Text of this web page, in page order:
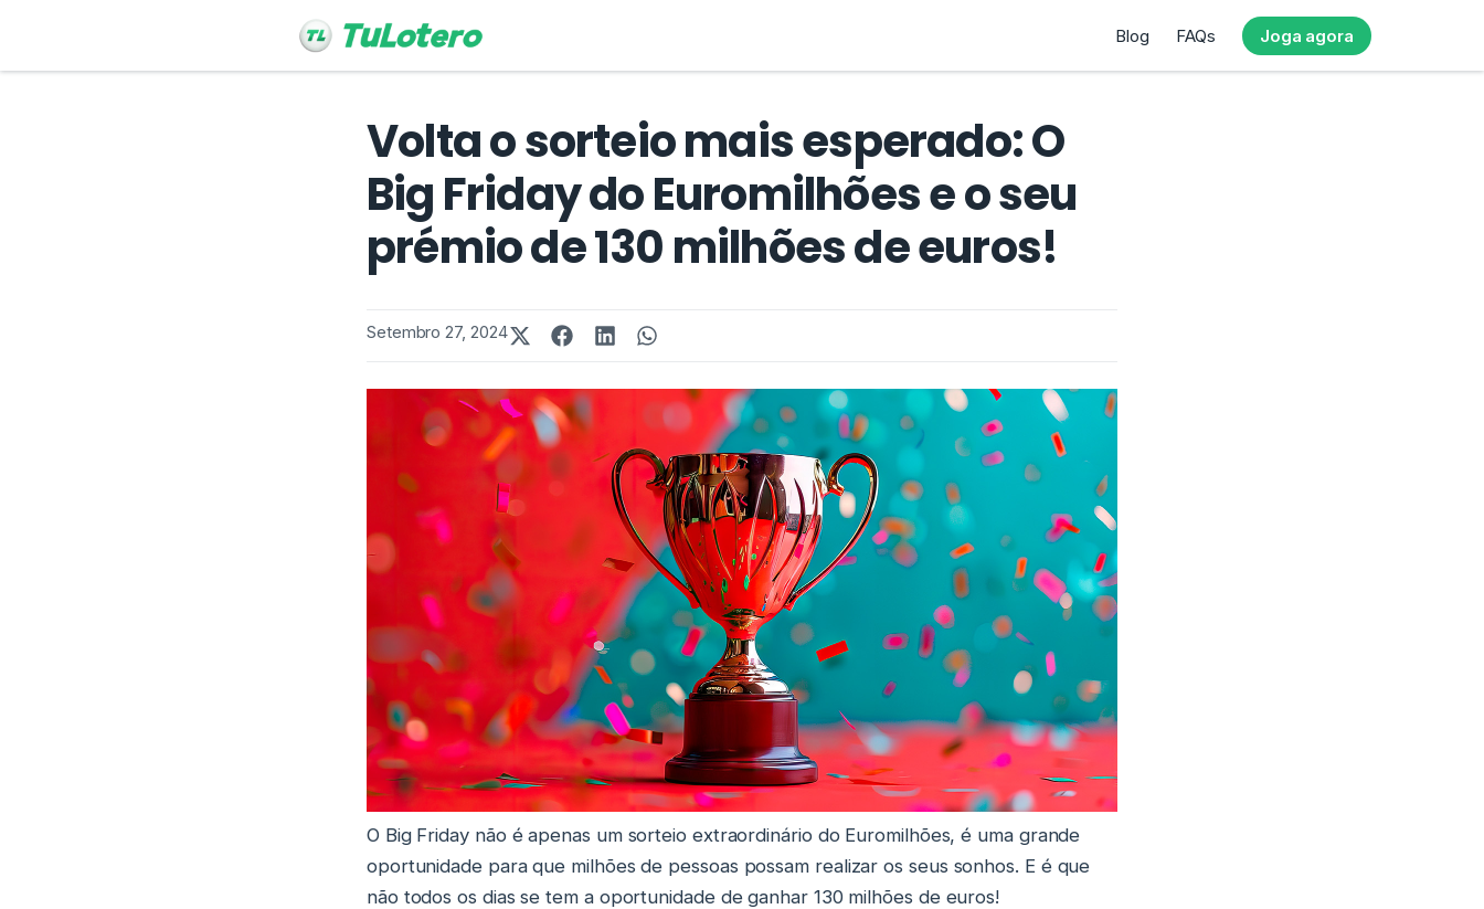
Blog FAQs Joga agora
Volta o sorteio mais esperado: O
Big Friday do Euromilhões e o seu
prémio de 130 milhões de euros!
Setembro 27, 2024
O Big Friday não é apenas um sorteio extraordinário do Euromilhões, é uma grande
oportunidade para que milhões de pessoas possam realizar os seus sonhos. E é que
não todos os dias se tem a oportunidade de ganhar 130 milhões de euros!